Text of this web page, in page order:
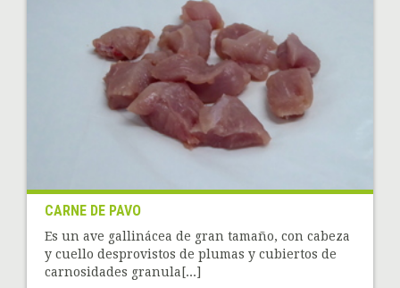
CARNE DE PAVO
Es un ave gallinácea de gran tamaño, con cabeza
y cuello desprovistos de plumas y cubiertos de
carnosidades granula[...]